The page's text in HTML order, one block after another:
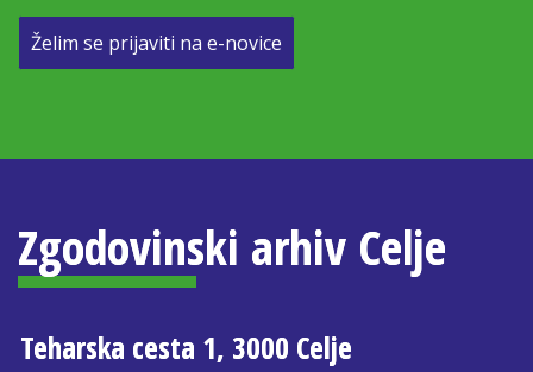
Želim se prijaviti na e-novice
Zgodovinski arhiv Celje
Teharska cesta 1, 3000 Celje